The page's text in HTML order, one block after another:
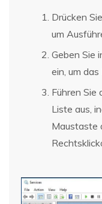
Drücken Sie
um
Geben Sie
ein, um
Führen Sie
Liste aus,
Maustaste